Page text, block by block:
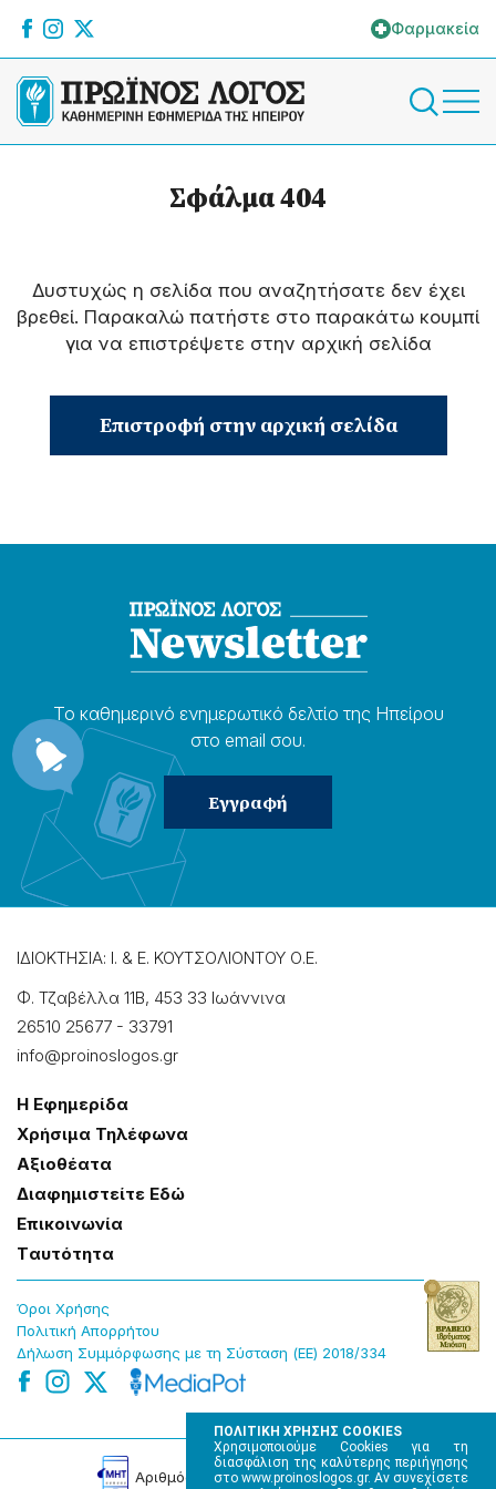
ΠΟΛΙΤΙΚΗ ΧΡΗΣΗΣ COOKIES
Χρησιμοποιούμε Cookies για τη
διασφάλιση της καλύτερης περιήγησης
στο www.proinoslogos.gr. Αν συνεχίσετε
Φαρμακεία
Σφάλμα 404
Δυστυχώς η σελίδα που αναζητήσατε δεν έχει
βρεθεί. Παρακαλώ πατήστε στο παρακάτω κουμπί
για να επιστρέψετε στην αρχική σελίδα
Επιστροφή στην αρχική σελίδα
Το καθημερɩνό ενημερωτɩκό δελτίο της Ηπείρου
στο email σου.
ΙΔΙΟΚΤΗΣΙΑ: Ι. & Ε. ΚΟΥΤΣΟΛΙΟΝΤΟΥ Ο.Ε.
Φ. Τζαβέλλα 11Β, 453 33 Ιωάννɩνα
26510 25677 - 33791
info@proinoslogos.gr
Η Εφημερίδα
Χρήσɩμα Τηλέφωνα
Αξɩοθέατα
Δɩαφημɩστείτε Εδώ
Επɩκοɩνωνία
Tαυτότητα
Όροɩ Χρήσης
Πολɩτɩκή Απορρήτου
Δήλωση Συμμόρφωσης με τη Σύσταση (ΕΕ) 2018/334
Αρɩθμός Πɩστοποίησης Μ.Η.Τ. 220242